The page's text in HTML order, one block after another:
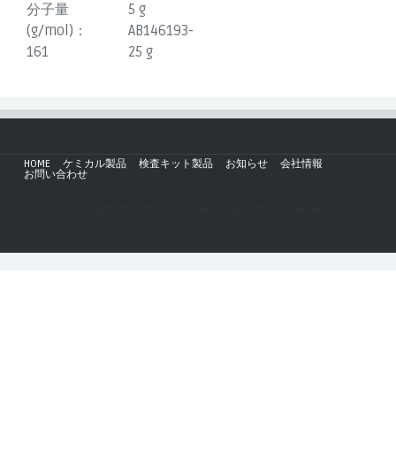
分子量
(g/mol)：
161
5 g
AB146193-
25 g
HOME ケミカル製品 検査キット製品 お知らせ
会社情報
お問い合わせ